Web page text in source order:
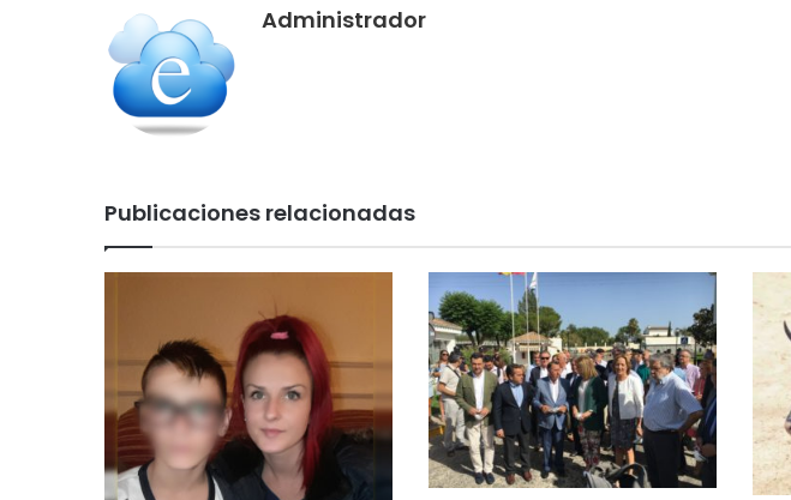
Administrador
Publicaciones relacionadas